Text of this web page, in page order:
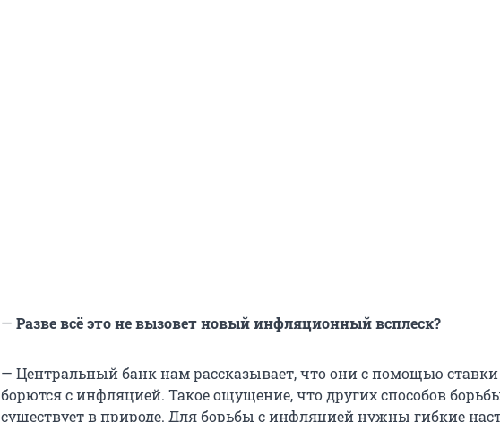
— Разве всё это не вызовет новый инфляционный всплеск?
— Центральный банк нам рассказывает, что они с помощью
борются с инфляцией. Такое ощущение, что других способов
существует в природе. Для борьбы с инфляцией нужны гибкие